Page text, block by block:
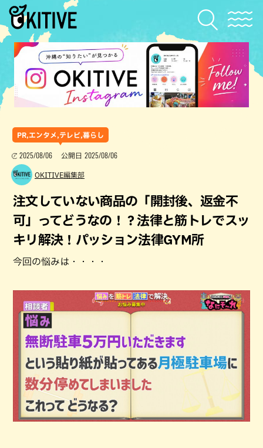
PR,エンタメ,テレビ,暮らし
2025/08/06 公開日 2025/08/06
OKITIVE編集部
注文していない商品の「開封後、返金不
可」ってどうなの！？法律と筋トレでスッ
キリ解決！パッション法律GYM所
今回の悩みは・・・・